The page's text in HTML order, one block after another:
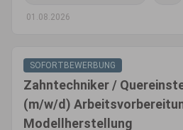
01.08.2026
SOFORTBEWERBUNG
Zahntechniker /
(m/w/d)
Modellherstellung